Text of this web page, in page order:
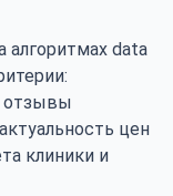
алгоритмах data
отзывы
цен
клиники и